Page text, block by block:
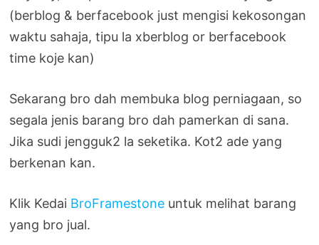
(berblog & berfacebook just mengisi kekosongan
waktu sahaja, tipu la xberblog or berfacebook
time koje kan)
Sekarang bro dah membuka blog perniagaan, so
segala jenis barang bro dah pamerkan di sana.
Jika sudi jengguk2 la seketika. Kot2 ade yang
berkenan kan.
Klik Kedai BroFramestone untuk melihat barang
yang bro jual.